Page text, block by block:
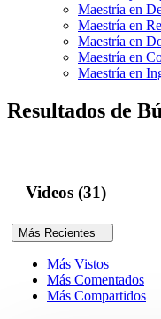
Maestría en
Maestría en
Maestría en
Maestría en
Maestría en
Resultados de
Videos (31)
Más Recientes
Más Vistos
Más Comentados
Más Compartidos